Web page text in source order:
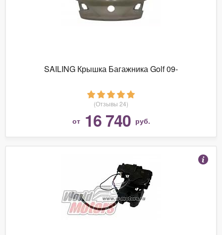
SAILING Крышка Багажника Golf 09-
(Отзывы 24)
от 16 740 руб.